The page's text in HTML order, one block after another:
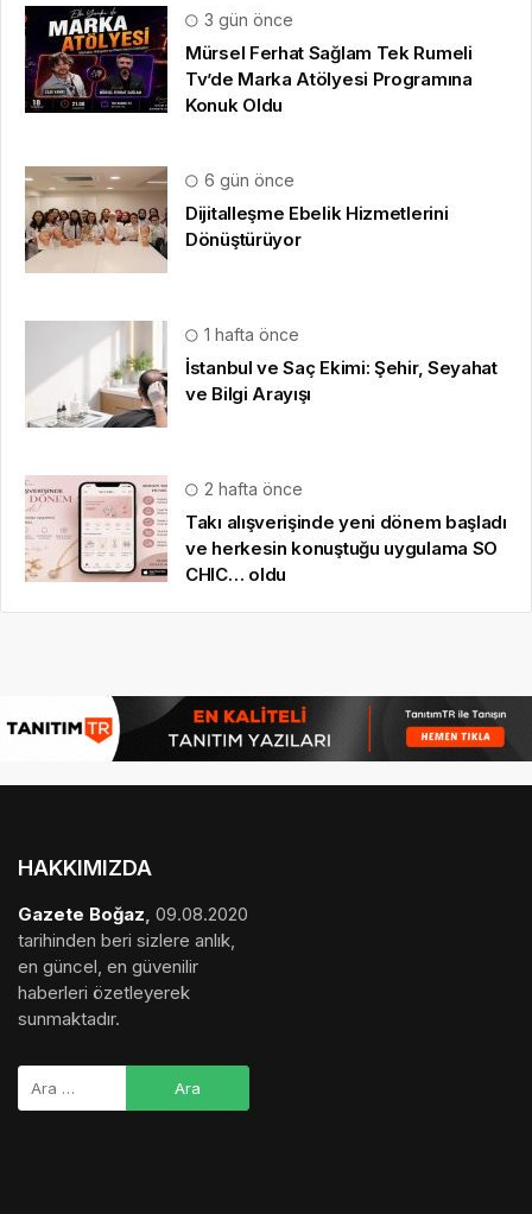
3 gün önce
Mürsel Ferhat Sağlam Tek Rumeli
Tv’de Marka Atölyesi Programına
Konuk Oldu
6 gün önce
Dijitalleşme Ebelik Hizmetlerini
Dönüştürüyor
1 hafta önce
İstanbul ve Saç Ekimi: Şehir, Seyahat
ve Bilgi Arayışı
2 hafta önce
Takı alışverişinde yeni dönem başladı
ve herkesin konuştuğu uygulama SO
CHIC… oldu
HAKKIMIZDA
Gazete Boğaz, 09.08.2020
tarihinden beri sizlere anlık,
en güncel, en güvenilir
haberleri özetleyerek
sunmaktadır.